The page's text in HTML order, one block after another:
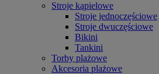
Stroje kąpielowe
Stroje jednoczęściowe
Stroje dwuczęściowe
Bikini
Tankini
Torby plażowe
Akcesoria plażowe